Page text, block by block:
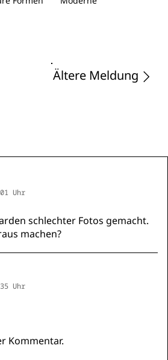
Ältere Meldung
Uhr
schlechter Fotos gemacht.
machen?
Uhr
Kommentar.